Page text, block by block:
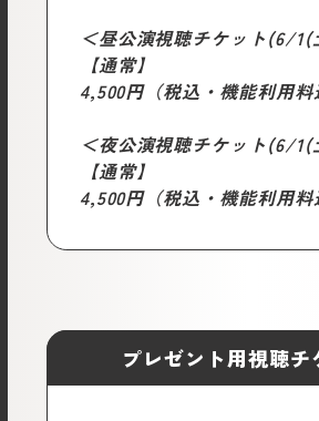
＜昼公演視聴チケット(6/
【通常】
4,500円（税込・機能利用料
＜夜公演視聴チケット(6/
【通常】
4,500円（税込・機能利用料
プレゼント用視聴チ